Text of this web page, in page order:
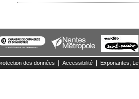
des données Accessibilité Exponantes,